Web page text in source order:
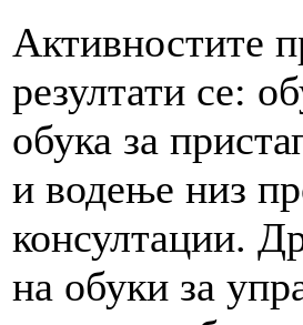
Активностите
резултати се:
обука за
и водење низ
консултации.
на обуки за